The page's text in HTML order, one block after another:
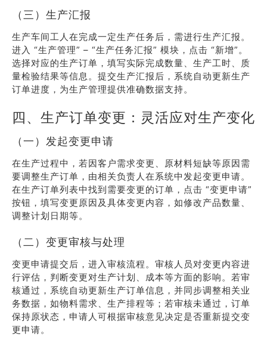
（三）生产汇报
生产车间工人在完成一定生产任务后，需进行生产汇报。
进入 “生产管理” – “生产任务汇报” 模块，点击 “新增”。
选择对应的生产订单，填写实际完成数量、生产工时、质
量检验结果等信息。提交生产汇报后，系统自动更新生产
订单进度，为生产管理提供准确数据支持。
四、生产订单变更：灵活应对生产变化
（一）发起变更申请
在生产过程中，若因客户需求变更、原材料短缺等原因需
要调整生产订单，由相关负责人在系统中发起变更申请。
在生产订单列表中找到需要变更的订单，点击 “变更申请”
按钮，填写变更原因及具体变更内容，如修改产品数量、
调整计划日期等。
（二）变更审核与处理
变更申请提交后，进入审核流程。审核人员对变更内容进
行评估，判断变更对生产计划、成本等方面的影响。若审
核通过，系统自动更新生产订单信息，并同步调整相关业
务数据，如物料需求、生产排程等；若审核未通过，订单
保持原状态，申请人可根据审核意见决定是否重新提交变
更申请。